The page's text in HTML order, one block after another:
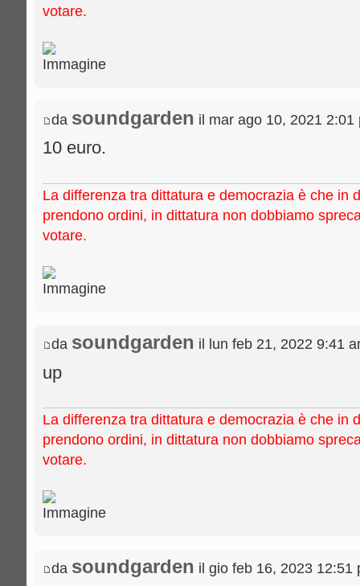
votare.
da soundgarden il mar ago 10, 2021 2:01
10 euro.
La differenza tra dittatura e democrazia è che in
prendono ordini, in dittatura non dobbiamo
votare.
da soundgarden il lun feb 21, 2022 9:41
up
La differenza tra dittatura e democrazia è che in
prendono ordini, in dittatura non dobbiamo
votare.
da soundgarden il gio feb 16, 2023 12:51